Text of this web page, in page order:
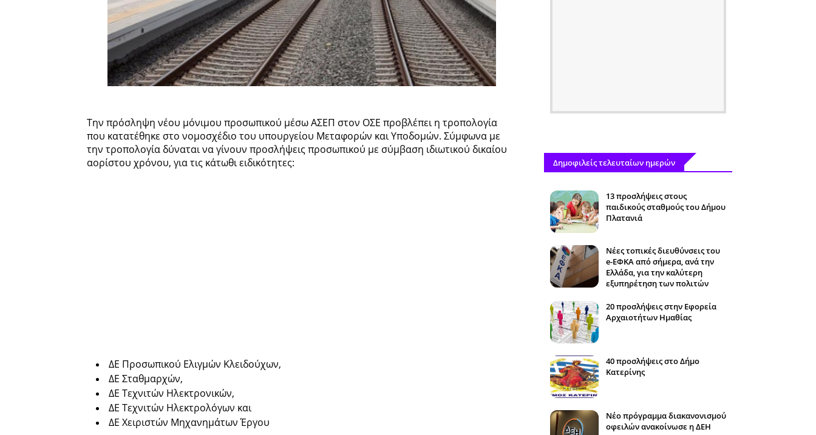
Την πρόσληψη νέου μόνιμου προσωπικού μέσω ΑΣΕΠ στον ΟΣΕ προβλέπει η τροπολογία
που κατατέθηκε στο νομοσχέδιο του υπουργείου Μεταφορών και Υποδομών. Σύμφωνα με
την τροπολογία δύναται να γίνουν προσλήψεις προσωπικού με σύμβαση ιδιωτικού δικαίου
αορίστου χρόνου, για τις κάτωθι ειδικότητες:
ΔΕ Προσωπικού Ελιγμών Κλειδούχων,
ΔΕ Σταθμαρχών,
ΔΕ Τεχνιτών Ηλεκτρονικών,
ΔΕ Τεχνιτών Ηλεκτρολόγων και
ΔΕ Χειριστών Μηχανημάτων Έργου
Δημοφιλείς τελευταίων ημερών
13 προσλήψεις στους
παιδικούς σταθμούς του Δήμου
Πλατανιά
Νέες τοπικές διευθύνσεις του
e-ΕΦΚΑ από σήμερα, ανά την
Ελλάδα, για την καλύτερη
εξυπηρέτηση των πολιτών
20 προσλήψεις στην Εφορεία
Αρχαιοτήτων Ημαθίας
40 προσλήψεις στο Δήμο
Κατερίνης
Νέο πρόγραμμα διακανονισμού
οφειλών ανακοίνωσε η ΔΕΗ